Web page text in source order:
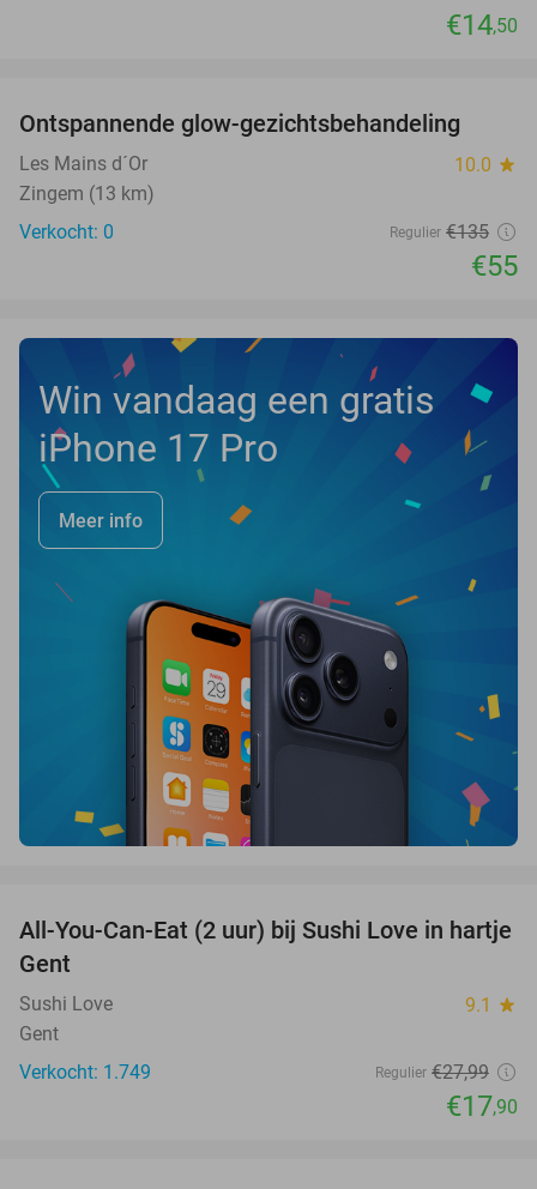
€14,50
NEW
TODAY
Ontspannende glow-gezichtsbehandeling
Les Mains d´Or 10.0 star
Zingem (13 km)
Verkocht: 0
Regulier €135
€55
Win vandaag een gratis
iPhone 17 Pro
Meer info
36%
All-You-Can-Eat (2 uur) bij Sushi Love in hartje
Gent
Sushi Love 9.1 star
Gent
Verkocht: 1.749
Regulier €27,99
€17,90